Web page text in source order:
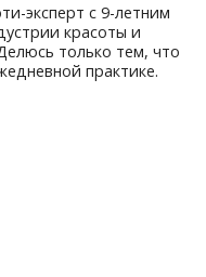
эксперт с 9-летним
красоты и
только тем, что
практике.